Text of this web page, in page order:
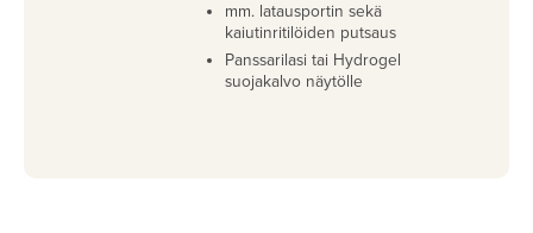
mm. latausportin sekä
kaiutinritilöiden putsaus
Panssarilasi tai Hydrogel
suojakalvo näytölle